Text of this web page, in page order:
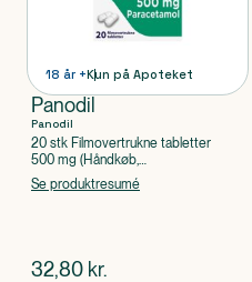
18 år +Kun på Apoteket
Panodil
Panodil
20 stk Filmovertrukne tabletter
500 mg (Håndkøb,
apoteksforbeholdt), Paracetamol
Se produktresumé
$nuværende pris
32,80 kr.